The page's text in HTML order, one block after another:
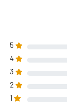
5
4
3
2
1